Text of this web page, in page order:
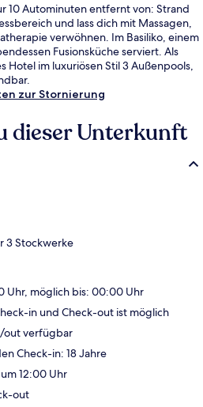
10 Autominuten entfernt von: Strand
und lass dich mit Massagen,
verwöhnen. Im Basiliko, einem
Fusionsküche serviert. Als
im luxuriösen Stil 3 Außenpools,
zur Stornierung
dieser Unterkunft
3 Stockwerke
Uhr, möglich bis: 00:00 Uhr
in und Check-out ist möglich
out verfügbar
Check-in: 18 Jahre
12:00 Uhr
out